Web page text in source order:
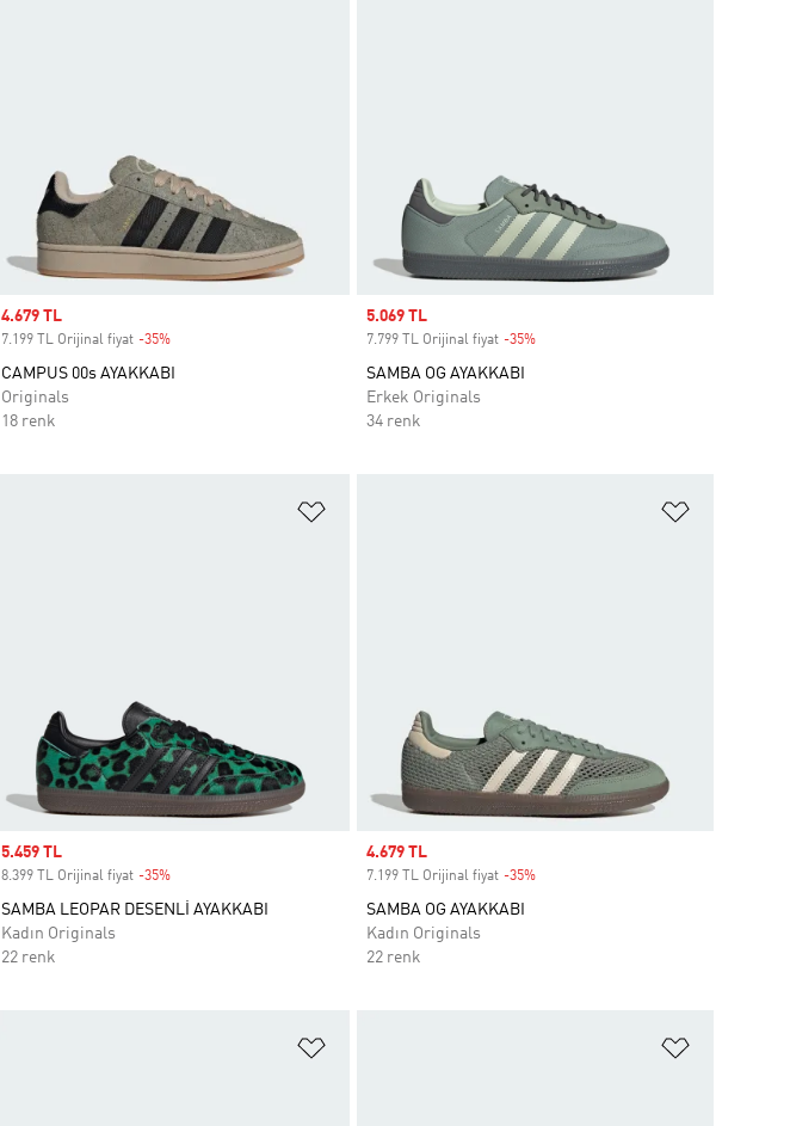
Sale price
4.679 TL
7.199 TL Orijinal fiyat -35%
CAMPUS 00s AYAKKABI
Originals
18 renk
Sale price
5.069 TL
7.799 TL Orijinal fiyat -35%Discount
SAMBA OG AYAKKABI
Erkek Originals
34 renk
Sale price
5.459 TL
8.399 TL Orijinal fiyat -35%
SAMBA LEOPAR DESENLİ AYAKKABI
Kadın Originals
22 renk
Sale price
4.679 TL
7.199 TL Orijinal fiyat -35%Discount
SAMBA OG AYAKKABI
Kadın Originals
22 renk